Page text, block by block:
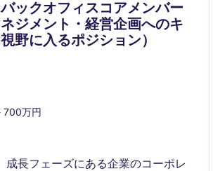
ックオフィスコアメンバー
ジメント・経営企画へのキ
野に入るポジション）
700万円
成長フェーズにある企業のコーポレ